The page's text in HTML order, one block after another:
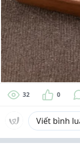
32 0